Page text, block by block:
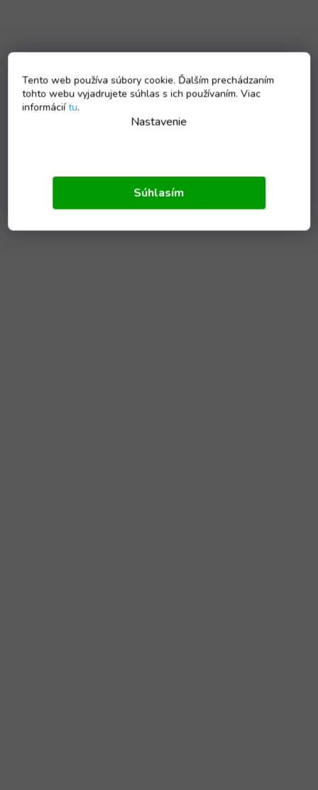
Tento web používa súbory cookie. Ďalším prechádzaním
tohto webu vyjadrujete súhlas s ich používaním. Viac
informáciítu.
Nastavenie
Súhlasím